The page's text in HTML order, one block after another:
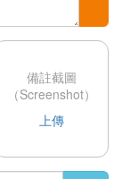
備註截圖
（Screenshot）
上傳